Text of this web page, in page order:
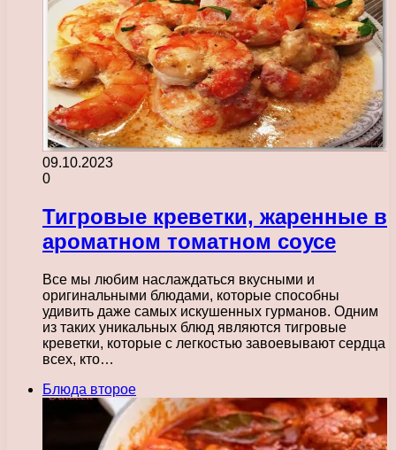
09.10.2023
0
Тигровые креветки, жаренные в
ароматном томатном соусе
Все мы любим наслаждаться вкусными и
оригинальными блюдами, которые способны
удивить даже самых искушенных гурманов. Одним
из таких уникальных блюд являются тигровые
креветки, которые с легкостью завоевывают сердца
всех, кто…
Блюда второе